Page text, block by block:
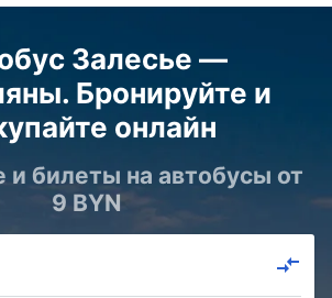
Залесье —
Бронируйте и
онлайн
и билеты на автобусы от
9 BYN